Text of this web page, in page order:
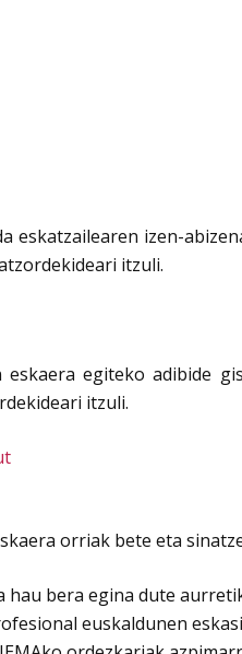
eskatzailearen izen-
itzuli.
egiteko adibide
itzuli.
orriak bete eta
bera egina dute
euskaldunen